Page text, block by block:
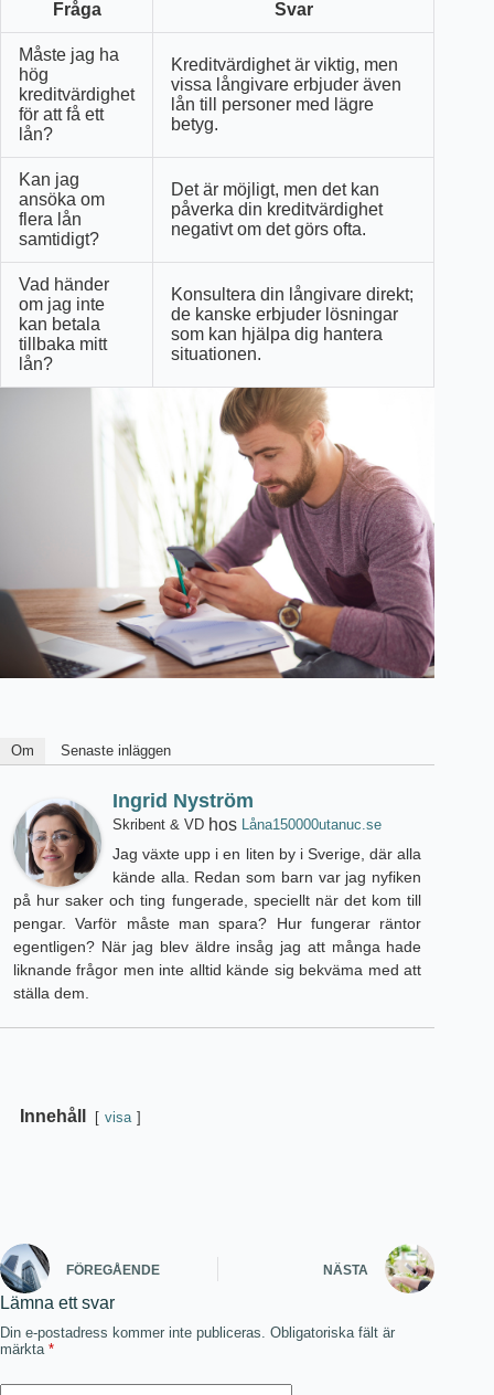
Fråga Svar
Måste jag ha
hög
kreditvärdighet
för att få ett
lån?
Kreditvärdighet är viktig, men
vissa långivare erbjuder även
lån till personer med lägre
betyg.
Kan jag
ansöka om
flera lån
samtidigt?
Det är möjligt, men det kan
påverka din kreditvärdighet
negativt om det görs ofta.
Vad händer
om jag inte
kan betala
tillbaka mitt
lån?
Konsultera din långivare direkt;
de kanske erbjuder lösningar
som kan hjälpa dig hantera
situationen.
Om Senaste inläggen
Ingrid Nyström
Skribent & VD hos Låna150000utanuc.se
Jag växte upp i en liten by i Sverige, där alla
kände alla. Redan som barn var jag nyfiken
på hur saker och ting fungerade, speciellt när det kom till
pengar. Varför måste man spara? Hur fungerar räntor
egentligen? När jag blev äldre insåg jag att många hade
liknande frågor men inte alltid kände sig bekväma med att
ställa dem.
Innehåll visa
FÖREGÅENDE NÄSTA
Lämna ett svar
Din e-postadress kommer inte publiceras. Obligatoriska fält är
märkta *